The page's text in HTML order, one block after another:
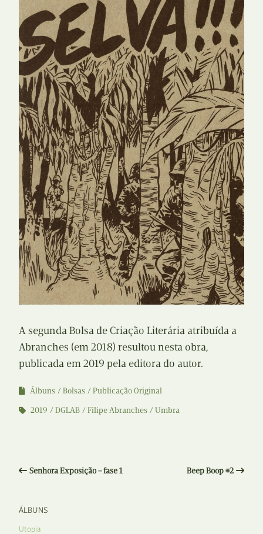
A segunda Bolsa de Criação Literária atribuída a
Abranches (em 2018) resultou nesta obra,
publicada em 2019 pela editora do autor.
Álbuns Bolsas
Publicação Original
2019
DGLAB Filipe Abranches Umbra
Senhora Exposição – fase 1 Beep Boop #2
ÁLBUNS
Utopia